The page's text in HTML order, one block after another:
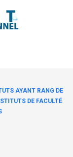
AYANT RANG DE
DE FACULTÉ